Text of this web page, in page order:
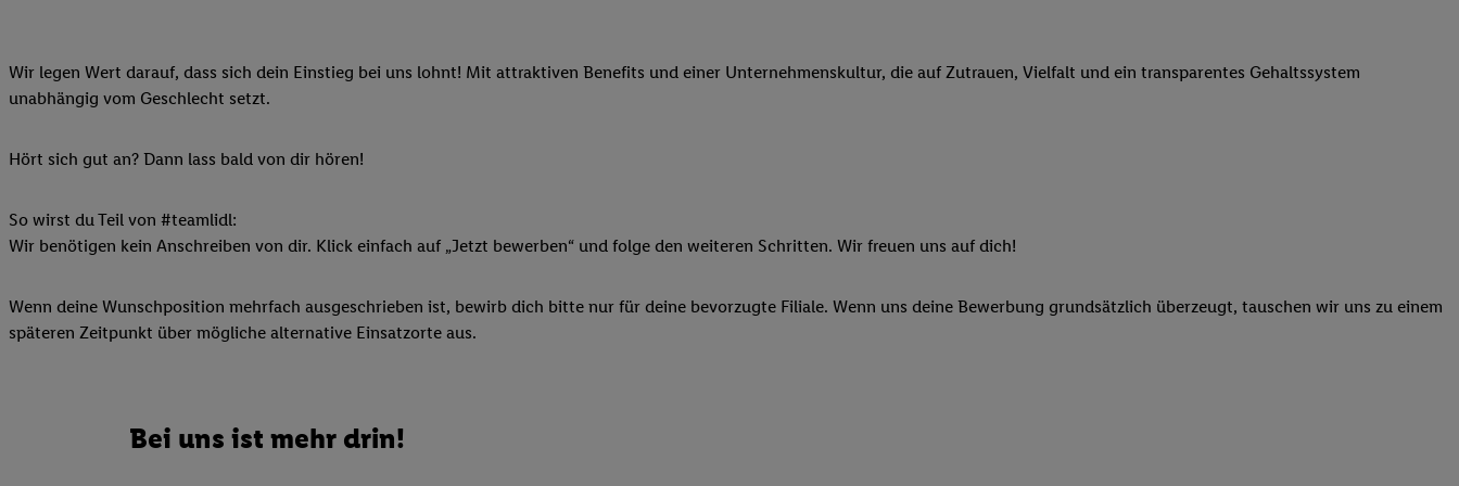
Wir legen Wert darauf, dass sich dein Einstieg bei uns lohnt! Mit attraktiven Benefits und einer Unternehmenskultur, die auf Zutrauen, Vielfalt und ein transparentes Gehaltssystem
unabhängig vom Geschlecht setzt.
Hört sich gut an? Dann lass bald von dir hören!
So wirst du Teil von #teamlidl:
Wir benötigen kein Anschreiben von dir. Klick einfach auf „Jetzt bewerben“ und folge den weiteren Schritten. Wir freuen uns auf dich!
Wenn deine Wunschposition mehrfach ausgeschrieben ist, bewirb dich bitte nur für deine bevorzugte Filiale. Wenn uns deine Bewerbung grundsätzlich überzeugt, tauschen wir uns zu einem
späteren Zeitpunkt über mögliche alternative Einsatzorte aus.
Bei uns ist mehr drin!
Zudem erlauben Sie uns, der Utiq SA/NV („Utiq“) und IhremTelekommunikationsnetzbetreiber, die Utiq-
Adresse und einer Kundenkonto-Referenz, wie z.B. Ihrer Mobilfunknummer, eine Kennung für Utiq erstellt. Wir
können Ihre Einwilligung speziell zur Nutzung der Utiq-Technologie - zusätzlich zur weiter unten erläuterten
(„consenthub“)oder über „Anpassen“/„Nutzung der Telekommunikations-basierten Utiq-Technologie für digitales
Marketing“ am unteren Ende dieser Einwilligung (nur für die Lidl-Dienste) widerrufen. Weitere Informationen
sämtlicher genannten Partner zu. Weitere Informationen, auch zur Speicherdauer der Daten und zu Ihrem Recht,